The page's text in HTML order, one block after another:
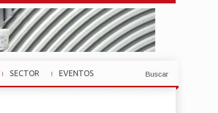
SECTOR
»
EVENTOS
»
Buscar